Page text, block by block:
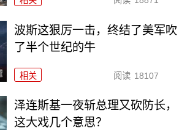
波斯这狠厉一击，终结了美军吹
了半个世纪的牛
相关 阅读 18107
泽连斯基一夜斩总理又砍防长，
这大戏几个意思？